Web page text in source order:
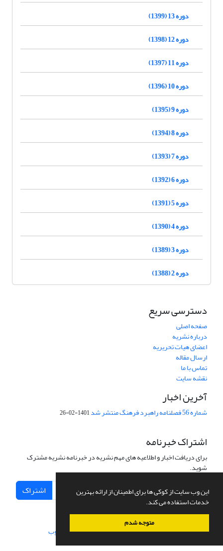
این وب سایت از کوکی ها برای اطمینان از ارائه بهترین
خدمات استفاده می کند.
متوجه شدم
دوره 13 (1399)
دوره 12 (1398)
دوره 11 (1397)
دوره 10 (1396)
دوره 9 (1395)
دوره 8 (1394)
دوره 7 (1393)
دوره 6 (1392)
دوره 5 (1391)
دوره 4 (1390)
دوره 3 (1389)
دوره 2 (1388)
دسترسی سریع
صفحه اصلی
درباره نشریه
اعضای هیات تحریریه
ارسال مقاله
تماس با ما
نقشه سایت
آخرین اخبار
شماره 56 فصلنامه راهبرد فرهنگ منتشر شد 1401-02-26
اشتراک خبرنامه
برای دریافت اخبار و اطلاعیه های مهم نشریه در خبرنامه نشریه مشترک
شوید.
اشتراک
سامانه مدیریت نشریات علمی.طراحی و پیاده سازی از سیناوب